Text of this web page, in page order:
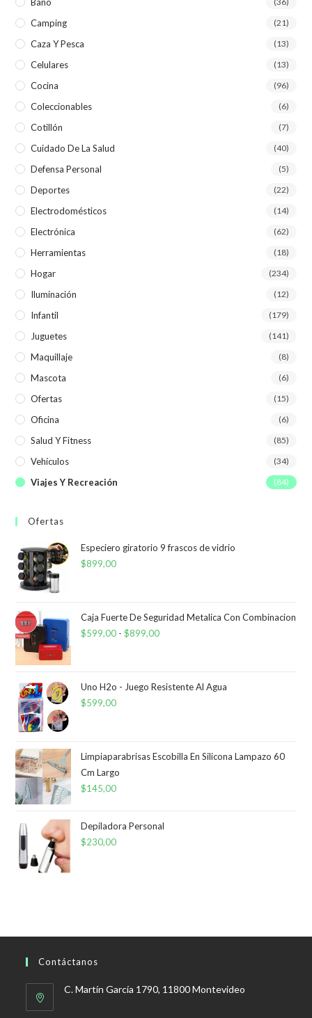
Baño
Camping (21)
Caza Y Pesca (13)
Celulares (13)
Cocina (96)
Coleccionables (6)
Cotillón (7)
Cuidado De La Salud (40)
Defensa Personal (5)
Deportes (22)
Electrodomésticos (14)
Electrónica (62)
Herramientas (18)
Hogar (234)
Iluminación (12)
Infantil (179)
Juguetes (141)
Maquillaje (8)
Mascota (6)
Ofertas (15)
Oficina (6)
Salud Y Fitness (85)
Vehículos (34)
Viajes Y Recreación (84)
Ofertas
Especiero giratorio 9 frascos de vidrio
$899,00
Caja Fuerte De Seguridad Metalica Con Combinacion
$599,00 - $899,00Rango
desde
Uno H2o - Juego Resistente Al Agua
$599,00
Limpiaparabrisas Escobilla En Silicona Lampazo 60
Cm Largo
$145,00
Depiladora Personal
$230,00
Contáctanos
C. Martín García 1790, 11800 Montevideo